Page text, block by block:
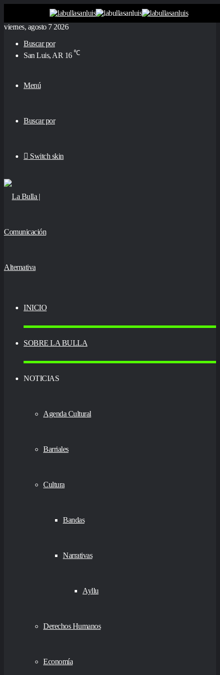
viernes, agosto 7 2026
Buscar por
San Luis, AR 16 ℃
Menú
Buscar por
Switch skin
INICIO
SOBRE LA BULLA
NOTICIAS
Agenda Cultural
Barriales
Cultura
Bandas
Narrativas
Ayllu
Derechos Humanos
Economía